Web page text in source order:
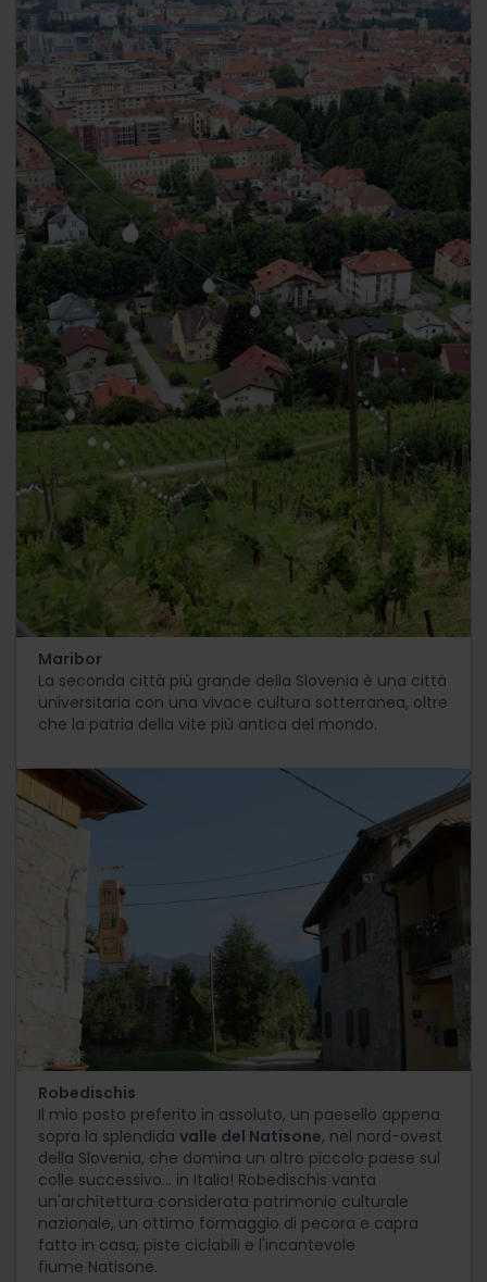
Maribor
La seconda città più grande della Slovenia è una città
universitaria con una vivace cultura sotterranea, oltre
che la patria della vite più antica del mondo.
Robedischis
Il mio posto preferito in assoluto, un paesello appena
sopra la splendida valle del Natisone, nel nord-ovest
della Slovenia, che domina un altro piccolo paese sul
colle successivo... in Italia! Robedischis vanta
un'architettura considerata patrimonio culturale
nazionale, un ottimo formaggio di pecora e capra
fatto in casa, piste ciclabili e l'incantevole
fiume Natisone.